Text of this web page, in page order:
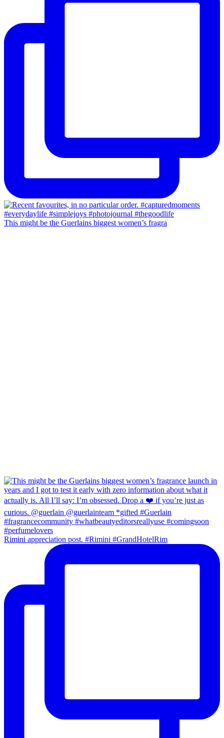
This might be the Guerlains biggest women’s fragra
Rimini appreciation post. #Rimini #GrandHotelRim